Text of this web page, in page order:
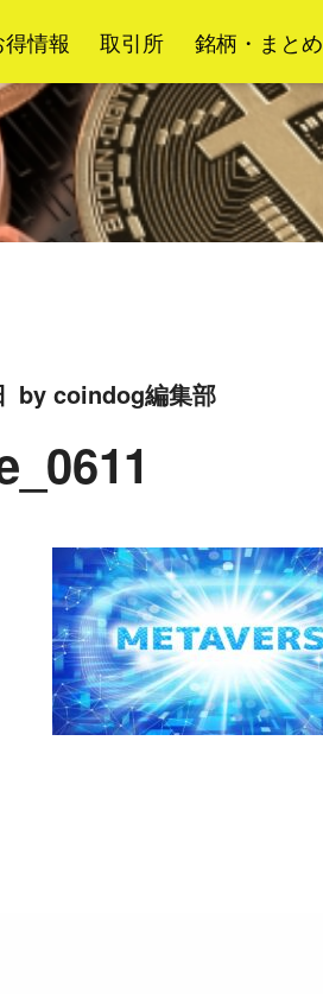
得情報 取引所 銘柄・まとめ
by coindog編集部